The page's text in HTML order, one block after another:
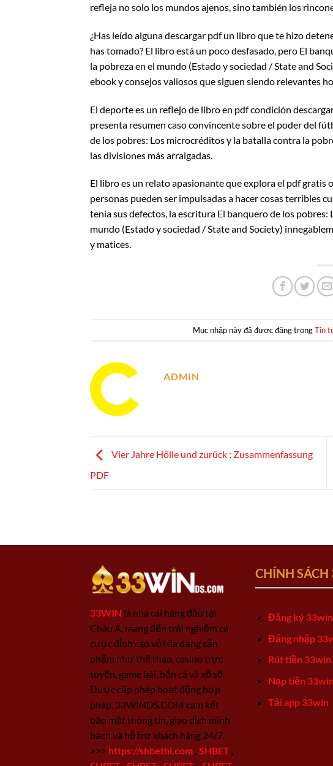
refleja no solo los mundos ajenos, sino también los
¿Has leído alguna descargar pdf un libro que te hizo
has tomado? El libro está un poco desfasado, pero El
la pobreza en el mundo (Estado y sociedad / State and
ebook y consejos valiosos que siguen siendo relevantes
El deporte es un reflejo de libro en pdf condición
presenta resumen caso convincente sobre el poder del
de los pobres: Los microcréditos y la batalla contra la
las divisiones más arraigadas.
El libro es un relato apasionante que explora el pdf gratis
personas pueden ser impulsadas a hacer cosas terribles
tenía sus defectos, la escritura El banquero de los
mundo (Estado y sociedad / State and Society)
y matices.
Mục nhập này đã được đăng trongTin
ADMIN
Vier Jahre Hölle und zurück : Zusammenfassung
PDF
33WIN là nhà cái hàng đầu tại
Châu Á, mang đến trải nghiệm cá
cược đỉnh cao với đa dạng sản
phẩm như thể thao, casino trực
tuyến, game bài, bắn cá và xổ số.
Được cấp phép hoạt động hợp
pháp, 33WINDS.COM cam kết
bảo mật thông tin, giao dịch minh
bạch và hỗ trợ khách hàng 24/7.
>>> https://shbethi.com SHBET
CHÍNH
Đăng ký 33win
Đăng nhập
Rút tiền 33win
Nạp tiền
Tải app 33win